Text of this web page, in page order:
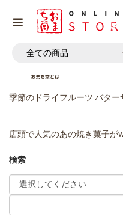
おまち堂とは
季節のドライフルーツ バター
店頭で人気のあの焼き菓子が
検索